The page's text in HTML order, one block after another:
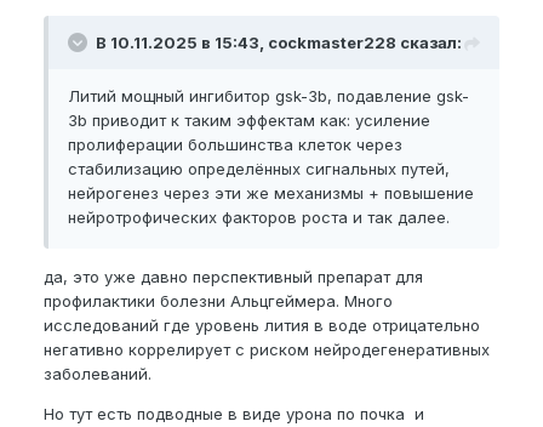
В 10.11.2025 в 15:43, cockmaster228 сказал:
Литий мощный ингибитор gsk-3b, подавление gsk-
3b приводит к таким эффектам как: усиление
пролиферации большинства клеток через
стабилизацию определённых сигнальных путей,
нейрогенез через эти же механизмы + повышение
нейротрофических факторов роста и так далее.
да, это уже давно перспективный препарат для
профилактики болезни Альцгеймера. Много
исследований где уровень лития в воде отрицательно
негативно коррелирует с риском нейродегенеративных
заболеваний.
Но тут есть подводные в виде урона по почка и